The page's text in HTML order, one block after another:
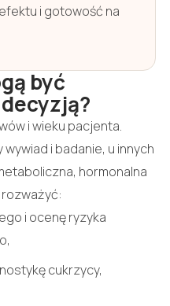
i gotowość na
być
i wieku pacjenta.
i badanie, u innych
hormonalna
i ocenę ryzyka
cukrzycy,